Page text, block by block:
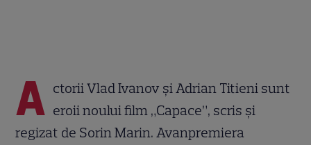
A ctorii Vlad Ivanov și Adrian Titieni sunt
eroii noului film „Capace”, scris și
regizat de Sorin Marin. Avanpremiera